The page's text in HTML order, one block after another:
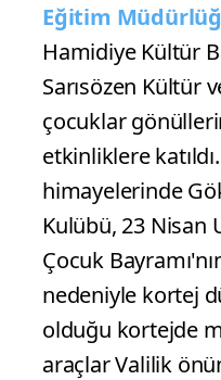
Eğitim
Hamidiye Kültür
Sarısözen Kültür
çocuklar
etkinliklere
himayelerinde
Kulübü, 23 Nisan
Çocuk
nedeniyle kortej
olduğu kortejde
araçlar Valilik